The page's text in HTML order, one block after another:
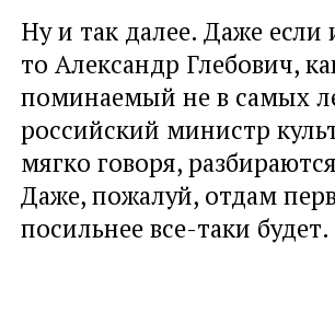
Ну и так далее. Даже
то Александр Глебович,
поминаемый не в самых
российский министр
мягко говоря,
Даже, пожалуй, отдам
посильнее все-таки будет.